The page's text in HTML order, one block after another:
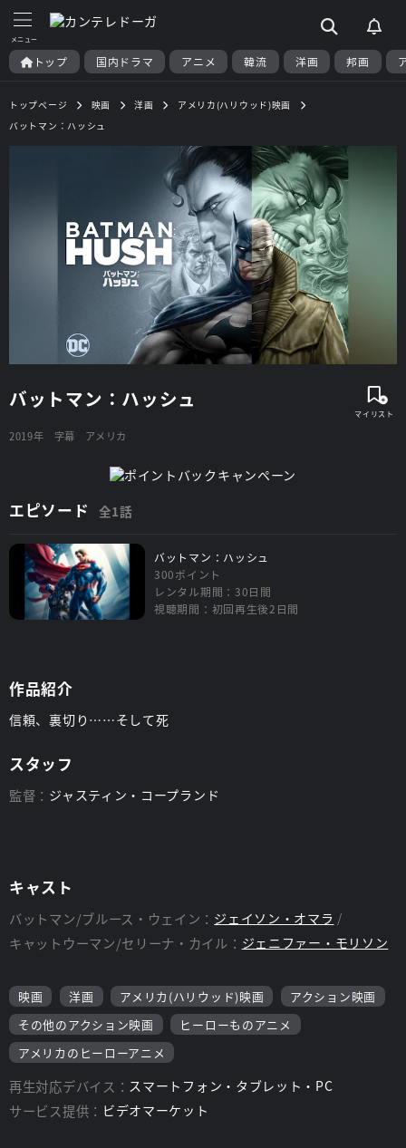
トップ 国内ドラマ アニメ 韓流 洋画 邦画
トップページ 映画 洋画
アメリカ(ハリウッド)映画
バットマン：ハッシュ
バットマン：ハッシュ
2019年 字幕 アメリカ
エピソード 全1話
バットマン：ハッシュ
300ポイント
レンタル期間：30日間
視聴期間：初回再生後2日間
作品紹介
信頼、裏切り……そして死
スタッフ
監督： ジャスティン・コープランド
キャスト
バットマン/ブルース・ウェイン： ジェイソン・オマラ
キャットウーマン/セリーナ・カイル： ジェニファー・モリソン
映画 洋画 アメリカ(ハリウッド)映画
アクション映画
その他のアクション映画
ヒーローものアニメ
アメリカのヒーローアニメ
再生対応デバイス： スマートフォン・タブレット・PC
サービス提供： ビデオマーケット